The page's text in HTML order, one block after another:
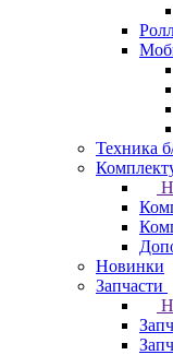
Техника
Новинки
Запчасти